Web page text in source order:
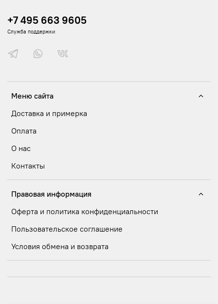
Меню сайта
Доставка и примерка
Оплата
О нас
Контакты
Правовая информация
Оферта и политика конфиденциальности
Пользовательское соглашение
Условия обмена и возврата
+7 495 663 9605
Служба поддержки